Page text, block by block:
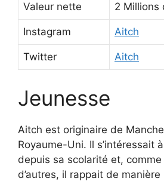
Valeur nette 2 Millions
Instagram Aitch
Twitter Aitch
Jeunesse
Aitch est originaire de
Royaume-Uni. Il s’intéressait
depuis sa scolarité et,
d’autres, il rappait de